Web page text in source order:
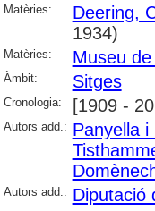
Matèries:
Deering,
1934)
Matèries: Museu
Àmbit: Sitges
Cronologia: [1909 -
Autors add.: Panyella i
Autors add.: Diputació